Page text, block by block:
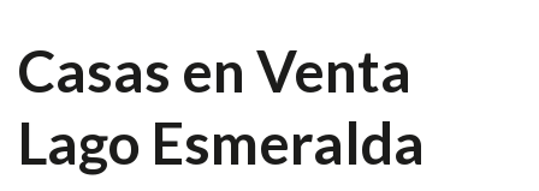
Casas en Venta
Lago Esmeralda